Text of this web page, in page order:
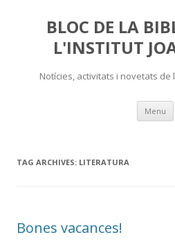
BLOC DE LA
L'INSTITUT
Notícies, activitats i novetats
Menu
TAG ARCHIVES: LITERATURA
Bones vacances!